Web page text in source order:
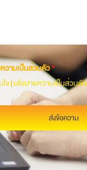
ความเป็นส่วนตัว*
ข|นโยบายความเป็นส่วนตัว
ส่งข้อความ